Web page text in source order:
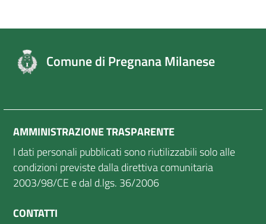
Comune di Pregnana Milanese
AMMINISTRAZIONE TRASPARENTE
I dati personali pubblicati sono riutilizzabili solo alle
condizioni previste dalla direttiva comunitaria
2003/98/CE e dal d.lgs. 36/2006
CONTATTI